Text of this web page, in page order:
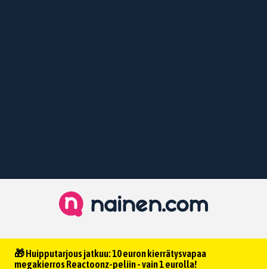
🎁 Huipputarjous jatkuu: 10 euron kierrätysvapaa
megakierros Reactoonz-peliin - vain 1 eurolla!